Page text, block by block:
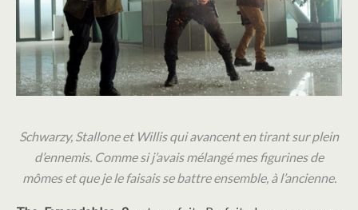
Schwarzy, Stallone et Willis qui avancent en tirant sur plein
d’ennemis. Comme si j’avais mélangé mes figurines de
mômes et que je le faisais se battre ensemble, à l’ancienne.